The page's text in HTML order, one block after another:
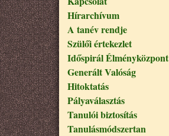
Hírarchívum
A tanév rendje
Szülői értekezlet
Időspirál Élményközpont
Generált Valóság
Hitoktatás
Pályaválasztás
Tanulói biztosítás
Tanulásmódszertan